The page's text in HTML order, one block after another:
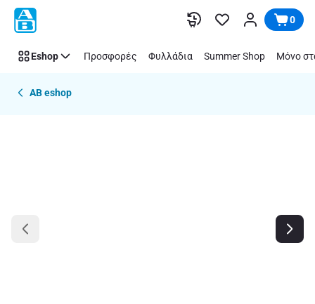
Παράλειψη 0
Eshop Προσφορές Φυλλάδια Summer Shop Μόνο
AB eshop